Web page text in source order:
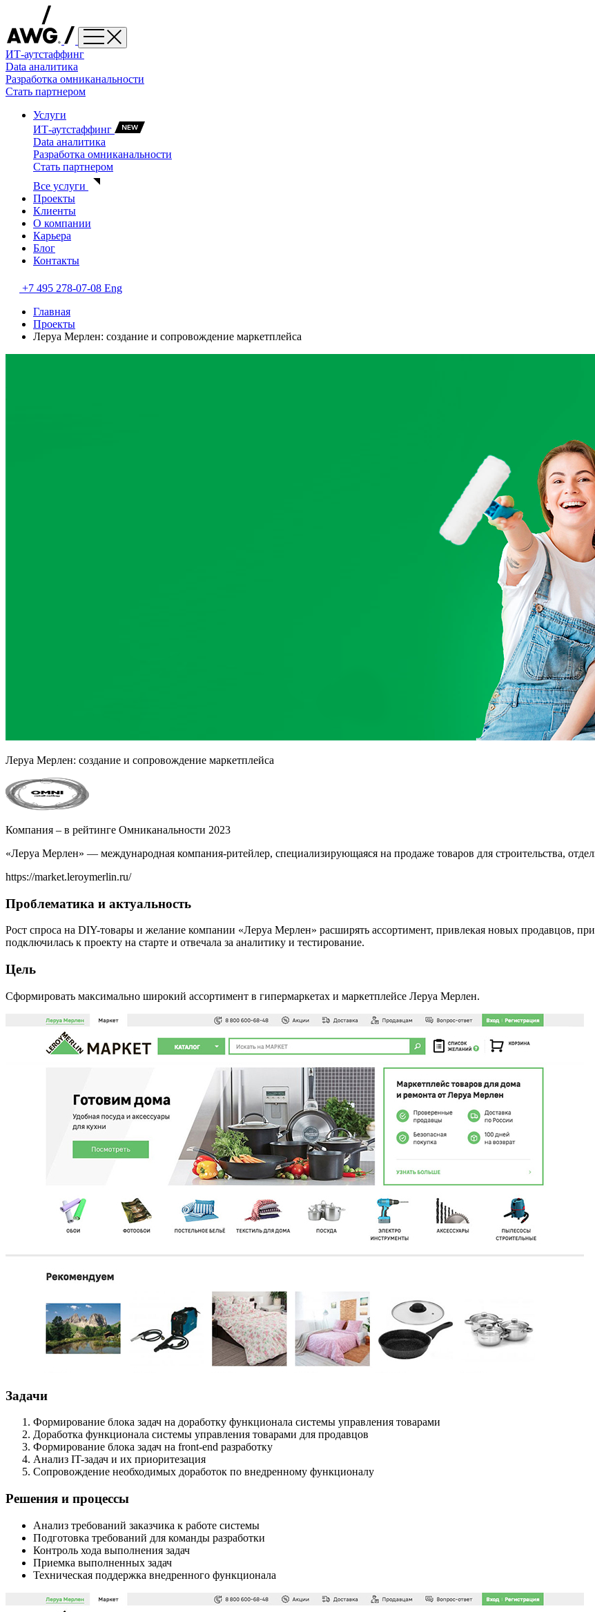
ИТ-аутстаффинг
Data аналитика
Разработка омниканальности
Стать партнером
Услуги
ИТ-аутстаффинг
Data аналитика
Разработка омниканальности
Стать партнером
Все услуги
Проекты
Клиенты
О компании
Карьера
Блог
Контакты
+7 495 278-07-08 Eng
Главная
Проекты
Леруа Мерлен: создание и сопровождение маркетплейса
Леруа Мерлен: создание и сопровождение маркетплейса
Компания – в рейтинге Омниканальности 2023
«Леруа Мерлен» — международная компания-ритейлер, специализирующаяся на продаже товаров для строительства,
https://market.leroymerlin.ru/
Проблематика и актуальность
Рост спроса на DIY-товары и желание компании «Леруа Мерлен» расширять ассортимент, привлекая новых продавцов,
подключилась к проекту на старте и отвечала за аналитику и тестирование.
Цель
Сформировать максимально широкий ассортимент в гипермаркетах и маркетплейсе Леруа Мерлен.
Задачи
Формирование блока задач на доработку функционала системы управления товарами
Доработка функционала системы управления товарами для продавцов
Формирование блока задач на front-end разработку
Анализ IT-задач и их приоритезация
Сопровождение необходимых доработок по внедренному функционалу
Решения и процессы
Анализ требований заказчика к работе системы
Подготовка требований для команды разработки
Контроль хода выполнения задач
Приемка выполненных задач
Техническая поддержка внедренного функционала